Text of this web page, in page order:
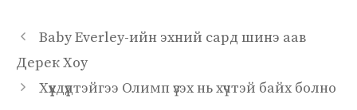
Baby Everley-ийн эхний сард шинэ аав
Дерек Хоу
Хүүхдүүдтэйгээ Олимп үзэх нь хүчтэй байх болно